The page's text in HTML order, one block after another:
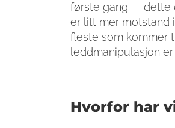
første gang — dette
er litt mer motstand
fleste som kommer
leddmanipulasjon
Hvorfor har